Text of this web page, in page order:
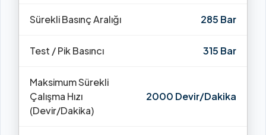
Sürekli Basınç Aralığı 285 Bar
Test / Pik Basıncı 315 Bar
Maksimum Sürekli
Çalışma Hızı
(Devir/Dakika)
2000 Devir/Dakika